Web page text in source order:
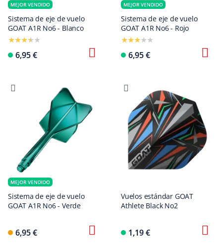
MEJOR VENDIDO
Sistema de eje de vuelo
GOAT A1R No6 - Blanco
6,95 €
MEJOR VENDIDO
Sistema de eje de vuelo
GOAT A1R No6 - Rojo
6,95 €
MEJOR VENDIDO
Sistema de eje de vuelo
GOAT A1R No6 - Verde
6,95 €
Vuelos estándar GOAT
Athlete Black No2
1,19 €